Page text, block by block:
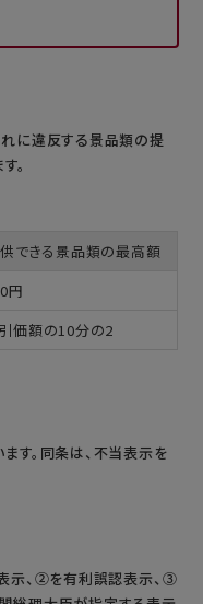
れに違反する景品類の提
。
できる景品類の最高額
円
価額の10分の2
す。同条は、不当表示を
示、②を有利誤認表示、③